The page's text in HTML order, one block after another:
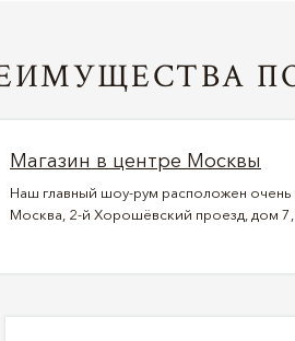
Магазин в центре Москвы
Наш главный шоу-рум расположен
Москва, 2-й Хорошёвский проезд, дом 7,